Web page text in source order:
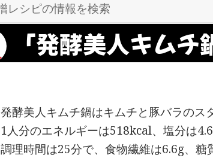
「発酵美人キム
発酵美人キムチ鍋はキムチと豚バラのス
1人分のエネルギーは518kcal、塩分は
調理時間は25分で、食物繊維は6.6g、糖